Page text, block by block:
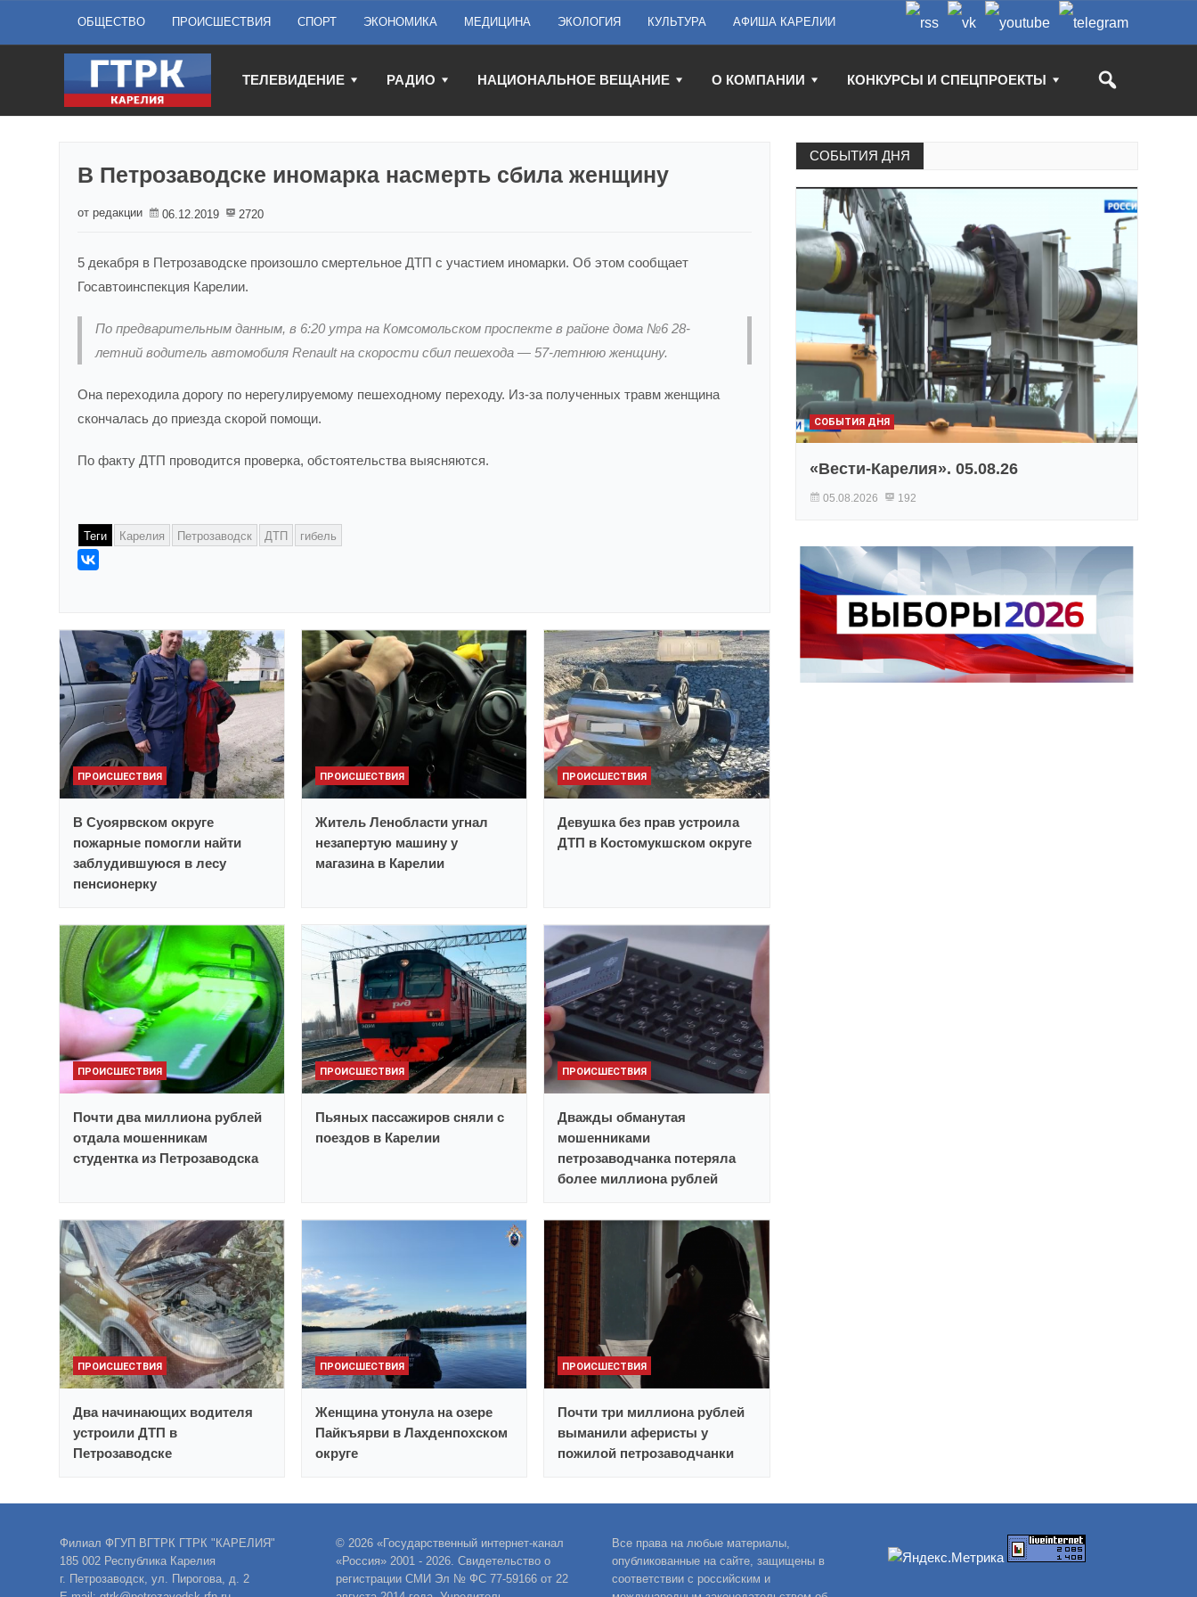
ОБЩЕСТВО ПРОИСШЕСТВИЯ СПОРТ ЭКОНОМИКА МЕДИЦИНА ЭКОЛОГИЯ КУЛЬТУРА АФИША КАРЕЛИИ
ТЕЛЕВИДЕНИЕ РАДИО НАЦИОНАЛЬНОЕ ВЕЩАНИЕ О КОМПАНИИ КОНКУРСЫ И СПЕЦПРОЕКТЫ
В Петрозаводске иномарка насмерть сбила женщину
от редакции 06.12.2019 2720
5 декабря в Петрозаводске произошло смертельное ДТП с участием иномарки. Об этом сообщает
Госавтоинспекция Карелии.
По предварительным данным, в 6:20 утра на Комсомольском проспекте в районе дома №6 28-
летний водитель автомобиля Renault на скорости сбил пешехода — 57-летнюю женщину.
Она переходила дорогу по нерегулируемому пешеходному переходу. Из-за полученных травм женщина
скончалась до приезда скорой помощи.
По факту ДТП проводится проверка, обстоятельства выясняются.
Теги Карелия Петрозаводск ДТП гибель
ПРОИСШЕСТВИЯ
В Суоярвском округе
пожарные помогли найти
заблудившуюся в лесу
пенсионерку
ПРОИСШЕСТВИЯ
Житель Ленобласти угнал
незапертую машину у
магазина в Карелии
ПРОИСШЕСТВИЯ
Девушка без прав устроила
ДТП в Костомукшском округе
ПРОИСШЕСТВИЯ
Почти два миллиона рублей
отдала мошенникам
студентка из Петрозаводска
ПРОИСШЕСТВИЯ
Пьяных пассажиров сняли с
поездов в Карелии
ПРОИСШЕСТВИЯ
Дважды обманутая
мошенниками
петрозаводчанка потеряла
более миллиона рублей
ПРОИСШЕСТВИЯ
Два начинающих водителя
устроили ДТП в
Петрозаводске
ПРОИСШЕСТВИЯ
Женщина утонула на озере
Пайкъярви в Лахденпохском
округе
ПРОИСШЕСТВИЯ
Почти три миллиона рублей
выманили аферисты у
пожилой петрозаводчанки
СОБЫТИЯ ДНЯ
СОБЫТИЯ ДНЯ
«Вести-Карелия». 05.08.26
05.08.2026 192
Филиал ФГУП ВГТРК ГТРК "КАРЕЛИЯ"
185 002 Республика Карелия
г. Петрозаводск, ул. Пирогова, д. 2
© 2026 «Государственный интернет-канал
«Россия» 2001 - 2026. Свидетельство о
регистрации СМИ Эл № ФС 77-59166 от 22
Все права на любые материалы,
опубликованные на сайте, защищены в
соответствии с российским и